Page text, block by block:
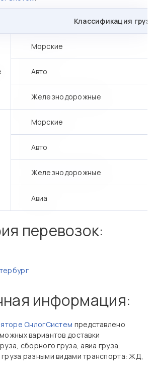
Классификация
Морские
Авто
Железнодорожные
Морские
Авто
Железнодорожные
Авиа
перевозок:
информация:
ОнлогСистем представлено
вариантов доставки
сборного груза, авиа груза,
разными видами транспорта: ЖД,